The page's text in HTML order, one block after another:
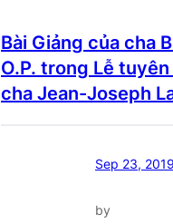
Bài Giảng của cha
O.P. trong Lễ
cha Jean-Joseph
Sep 23, 2019
by